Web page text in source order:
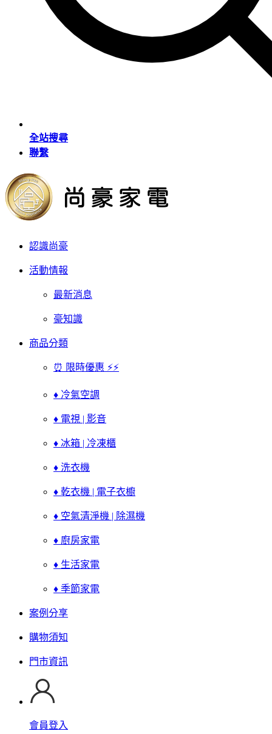
全站搜尋
聯繫
認識尚豪
活動情報
最新消息
豪知識
商品分類
⏰ 限時優惠 ⚡⚡
♦ 冷氣空調
♦ 電視 | 影音
♦ 冰箱 | 冷凍櫃
♦ 洗衣機
♦ 乾衣機 | 電子衣櫥
♦ 空氣清淨機 | 除濕機
♦ 廚房家電
♦ 生活家電
♦ 季節家電
案例分享
購物須知
門市資訊
會員登入